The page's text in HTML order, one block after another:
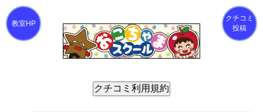
クチコミ
投稿